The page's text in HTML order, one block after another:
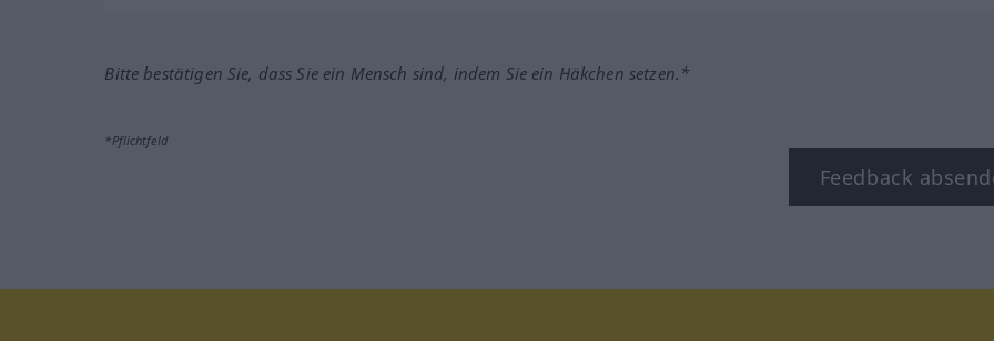
Bitte bestätigen Sie, dass Sie ein Mensch sind, indem Sie ein Häkchen setzen.*
*Pflichtfeld
Feedback